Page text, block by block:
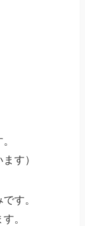
す）
す。
。